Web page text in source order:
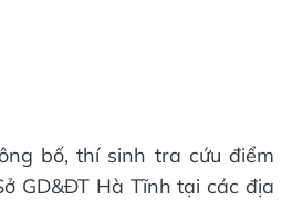
bố, thí sinh tra cứu điểm
GD&ĐT Hà Tĩnh tại các địa